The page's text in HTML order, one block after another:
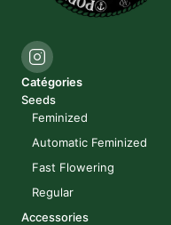
Catégories
Seeds
Feminized
Automatic Feminized
Fast Flowering
Regular
Accessories